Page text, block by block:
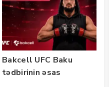
Bakcell UFC Baku
tədbirinin əsas